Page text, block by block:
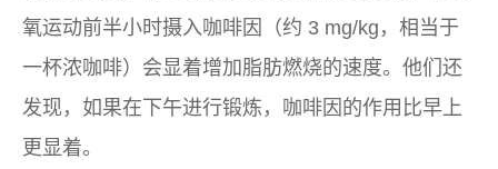
氧运动前半小时摄入咖啡因（约 3 mg/kg，相当于
一杯浓咖啡）会显着增加脂肪燃烧的速度。他们还
发现，如果在下午进行锻炼，咖啡因的作用比早上
更显着。